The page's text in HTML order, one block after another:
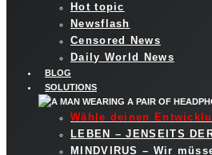
Hot topic
Newsflash
Censored News
Daily World News
BLOG
SOLUTIONS
Wähle deinen
LEBEN – JENSEITS
MINDVIRUS – Wir